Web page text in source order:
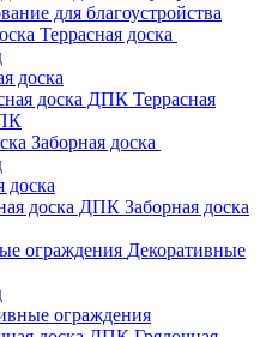
для благоустройства
Террасная доска
доска
Террасная
Заборная доска
доска
Заборная доска
Декоративные
ограждения